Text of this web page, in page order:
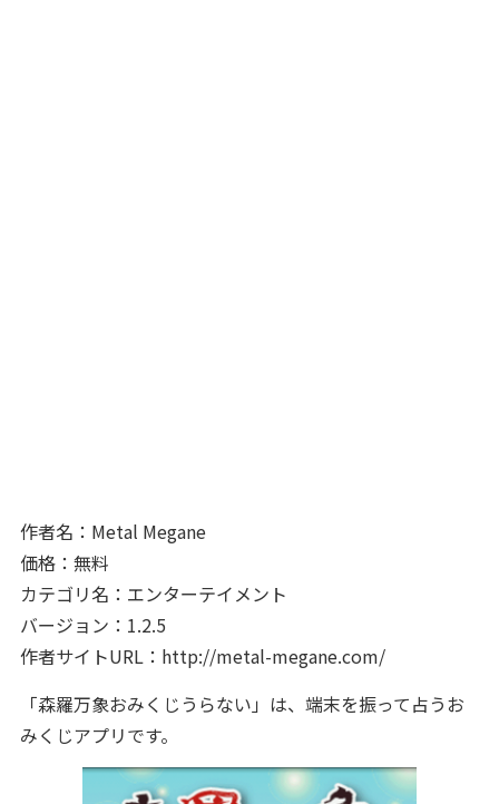
作者名：Metal Megane
価格：無料
カテゴリ名：エンターテイメント
バージョン：1.2.5
作者サイトURL：http://metal-megane.com/
「森羅万象おみくじうらない」は、端末を振って占うお
みくじアプリです。